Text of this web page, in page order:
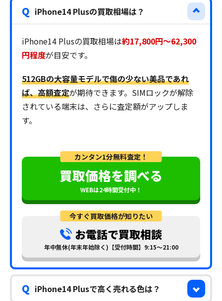
Q iPhone14 Plusの買取相場は？
iPhone14 Plusの買取相場は約17,800円～62,300
円程度が目安です。
512GBの大容量モデルで傷の少ない美品であれ
ば、高額査定が期待できます。SIMロックが解除
されている端末は、さらに査定額がアップしま
す。
カンタン1分無料査定！
買取価格を調べる
WEBは24時間受付中！
今すぐ買取価格が知りたい
お電話で買取相談
年中無休(年末年始除く)【受付時間】9:15～21:00
Q iPhone14 Plusで高く売れる色は？